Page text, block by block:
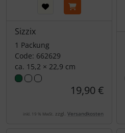
Sizzix
1 Packung
Code: 662629
ca. 15,2 × 22,9 cm
19,90 €
inkl. 19 % MwSt. zzgl. Versandkosten